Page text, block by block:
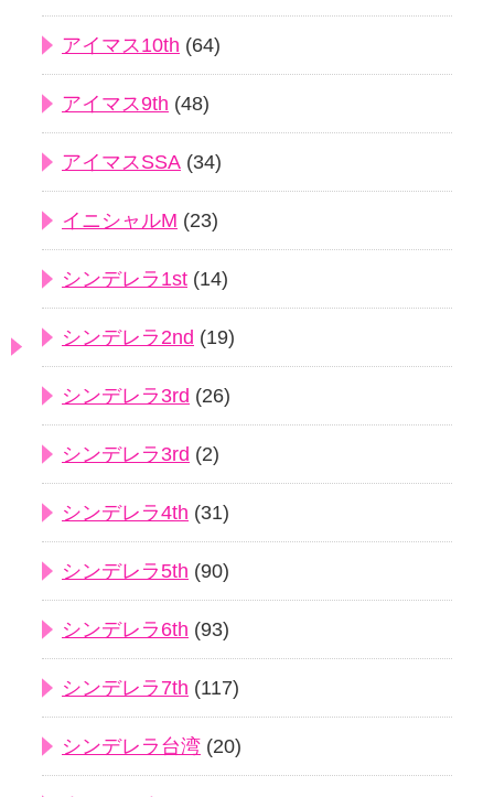
アイマス10th (64)
アイマス9th (48)
アイマスSSA (34)
イニシャルM (23)
シンデレラ1st (14)
シンデレラ2nd (19)
シンデレラ3rd (26)
シンデレラ3rd (2)
シンデレラ4th (31)
シンデレラ5th (90)
シンデレラ6th (93)
シンデレラ7th (117)
シンデレラ台湾 (20)